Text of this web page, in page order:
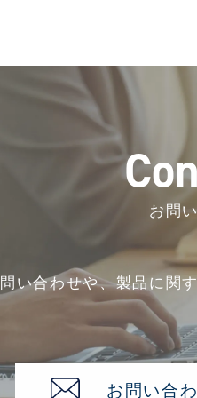
Co
お問
い合わせや、製品に関
お問い合